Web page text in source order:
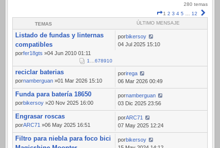
280 temas
Página
1
1 2 3 4 5 … 12
TEMAS ÚLTIMO MENSAJE
Listado de fundas y linternas
compatibles
porfer18gts »04 Jun 2010 01:11
1…678910
porbikersoy
04 Jul 2025 15:10
reciclar baterias
pornamberguan »01 Mar 2026 15:10
porirega
06 Mar 2026 00:49
Funda para batería 18650
porbikersoy »20 Nov 2025 16:00
pornamberguan
03 Dic 2025 23:56
Engrasar roscas
porARC71 »06 May 2025 16:51
porARC71
07 May 2025 12:24
Filtro para niebla para foco bici
porbikersoy